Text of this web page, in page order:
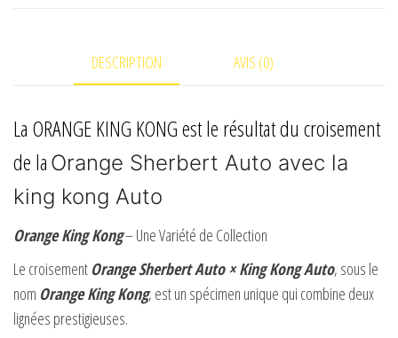
DESCRIPTION AVIS (0)
La ORANGE KING KONGest le résultat du croisement
de la Orange Sherbert Auto avec la
king kong Auto
Orange King Kong– Une Variété de Collection
Le croisement Orange Sherbert Auto × King Kong Auto, sous le
nom Orange King Kong, est un spécimen unique qui combine deux
lignées prestigieuses.